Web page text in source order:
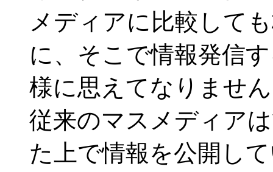
メディアに比較して
に、そこで情報発信
様に思えてなりませ
従来のマスメディア
た上で情報を公開し